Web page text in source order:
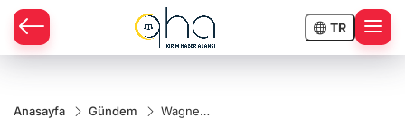
TR
Anasayfa Gündem
Wagner